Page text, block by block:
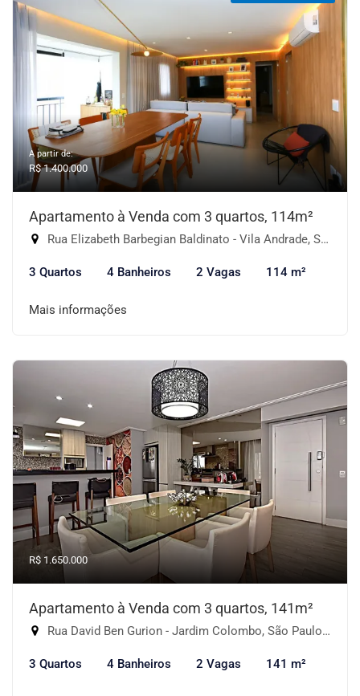
A partir de:
R$ 1.400.000
Apartamento à Venda com 3 quartos, 114m²
Rua Elizabeth Barbegian Baldinato - Vila Andrade, São Paulo-SP
3 Quartos 4 Banheiros 2 Vagas 114 m²
Mais informações
R$ 1.650.000
Apartamento à Venda com 3 quartos, 141m²
Rua David Ben Gurion - Jardim Colombo, São Paulo-SP
3 Quartos 4 Banheiros 2 Vagas 141 m²